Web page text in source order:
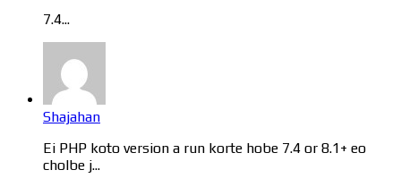
7.4...
Shajahan
Ei PHP koto version a run korte hobe 7.4 or 8.1+ eo
cholbe j...